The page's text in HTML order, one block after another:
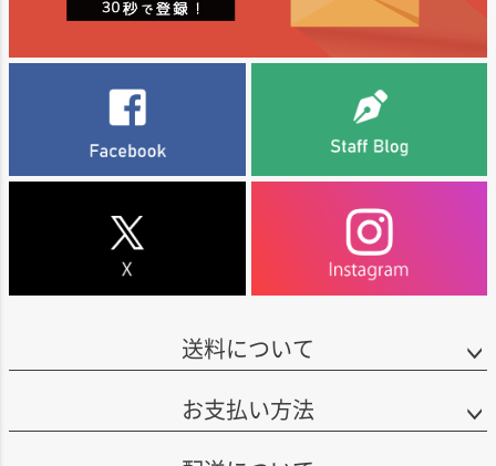
送料について
お支払い方法